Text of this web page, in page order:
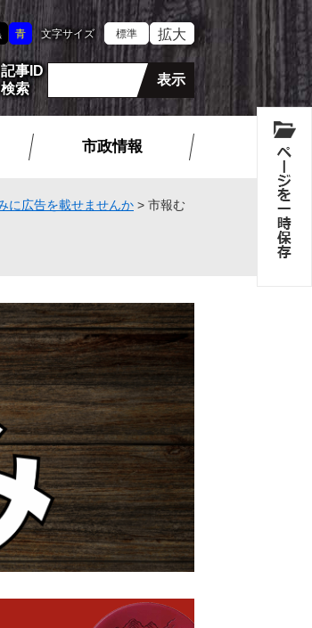
青 文字サイズ 標準 拡大
記事ID
検索
市政情報
に広告を載せませんか > 市報む